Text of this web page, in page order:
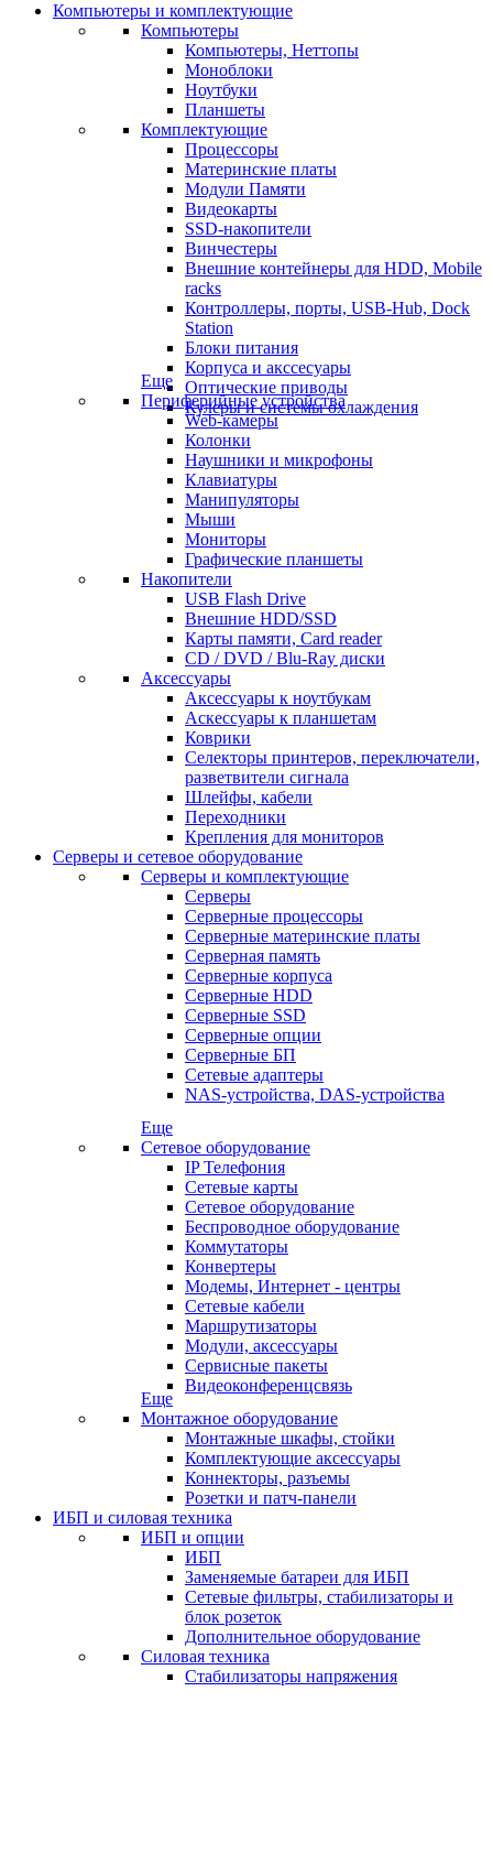
Компьютеры и комплектующие
Компьютеры
Компьютеры, Неттопы
Моноблоки
Ноутбуки
Планшеты
Комплектующие
Процессоры
Материнские платы
Модули Памяти
Видеокарты
SSD-накопители
Винчестеры
Внешние контейнеры для HDD, Mobile
racks
Контроллеры, порты, USB-Hub, Dock
Station
Блоки питания
Корпуса и акссесуары
Оптические приводы
Кулеры и системы охлаждения
Еще
Периферийные устройства
Web-камеры
Колонки
Наушники и микрофоны
Клавиатуры
Манипуляторы
Мыши
Мониторы
Графические планшеты
Накопители
USB Flash Drive
Внешние HDD/SSD
Карты памяти, Card reader
CD / DVD / Blu-Ray диски
Аксессуары
Аксессуары к ноутбукам
Аскессуары к планшетам
Коврики
Селекторы принтеров, переключатели,
разветвители сигнала
Шлейфы, кабели
Переходники
Крепления для мониторов
Серверы и сетевое оборудование
Серверы и комплектующие
Серверы
Серверные процессоры
Серверные материнские платы
Серверная память
Серверные корпуса
Серверные HDD
Серверные SSD
Серверные опции
Серверные БП
Сетевые адаптеры
NAS-устройства, DAS-устройства
Еще
Сетевое оборудование
IP Телефония
Сетевые карты
Сетевое оборудование
Беспроводное оборудование
Коммутаторы
Конвертеры
Модемы, Интернет - центры
Сетевые кабели
Маршрутизаторы
Модули, аксессуары
Сервисные пакеты
Видеоконференцсвязь
Еще
Монтажное оборудование
Монтажные шкафы, стойки
Комплектующие аксессуары
Коннекторы, разъемы
Розетки и патч-панели
ИБП и силовая техника
ИБП и опции
ИБП
Заменяемые батареи для ИБП
Сетевые фильтры, стабилизаторы и
блок розеток
Дополнительное оборудование
Силовая техника
Стабилизаторы напряжения